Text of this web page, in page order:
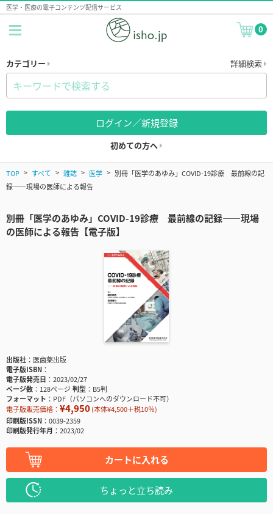
医学・医療の電子コンテンツ配信サービス
0
カテゴリー 詳細検索
ログイン／新規登録
初めての方へ
TOP すべて 雑誌 医学
別冊「医学のあゆみ」COVID-19診療 最前線の記
録――現場の医師による報告
別冊「医学のあゆみ」COVID-19診療 最前線の記録――現場
の医師による報告【電子版】
出版社
医歯薬出版
電子版ISBN
電子版発売日
2023/02/27
ページ数
128ページ判型
B5判
フォーマット
PDF（パソコンへのダウンロード不可）
電子版販売価格： ¥4,950(本体¥4,500＋税10％)
印刷版ISSN
0039-2359
印刷版発行年月
2023/02
カートに入れる
ちょっと立ち読み